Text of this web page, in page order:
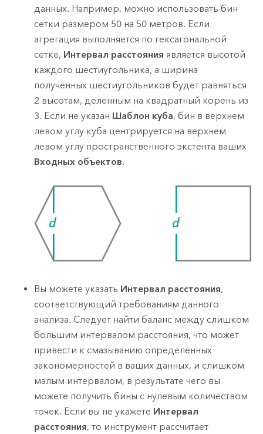
данных. Например, можно использовать бин
сетки размером 50 на 50 метров. Если
агрегация выполняется по гексагональной
сетке, Интервал расстояния является высотой
каждого шестиугольника, а ширина
полученных шестиугольников будет равняться
2 высотам, деленным на квадратный корень из
3. Если не указан Шаблон куба, бин в верхнем
левом углу куба центрируется на верхнем
левом углу пространственного экстента ваших
Входных объектов.
Вы можете указать Интервал расстояния,
соответствующий требованиям данного
анализа. Следует найти баланс между слишком
большим интервалом расстояния, что может
привести к смазыванию определенных
закономерностей в ваших данных, и слишком
малым интервалом, в результате чего вы
можете получить бины с нулевым количеством
точек. Если вы не укажете Интервал
расстояния, то инструмент рассчитает